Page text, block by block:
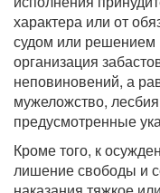
характера или от
судом или решением
организация
неповиновений, а
мужеложство,
предусмотренные
Кроме того, к
лишение свободы и